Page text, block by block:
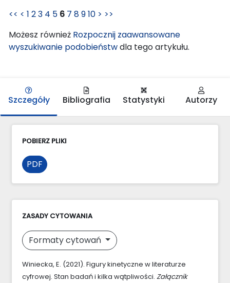
<< < 1 23 4 5 6 7 8910 > >>
Możesz również Rozpocznij zaawansowane
wyszukiwanie podobieństwdla tego artykułu.
Szczegóły Bibliografia Statystyki Autorzy
POBIERZ PLIKI
PDF
ZASADY CYTOWANIA
Formaty cytowań
Winiecka, E. (2021). Figury kinetyczne w literaturze
cyfrowej. Stan badań i kilka wątpliwości. Załącznik